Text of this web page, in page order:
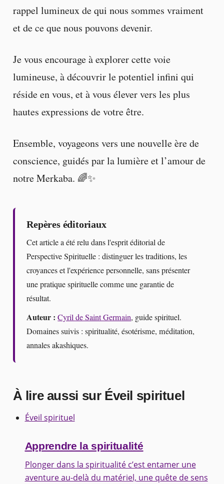
rappel lumineux de qui nous sommes vraiment
et de ce que nous pouvons devenir.
Je vous encourage à explorer cette voie
lumineuse, à découvrir le potentiel infini qui
réside en vous, et à vous élever vers les plus
hautes expressions de votre être.
Ensemble, voyageons vers une nouvelle ère de
conscience, guidés par la lumière et l’amour de
notre Merkaba. 🌈✨
Repères éditoriaux
Cet article a été relu dans l'esprit éditorial de
Perspective Spirituelle : distinguer les traditions, les
croyances et l'expérience personnelle, sans présenter
une pratique spirituelle comme une garantie de
résultat.
Auteur : Cyril de Saint Germain, guide spirituel.
Domaines suivis : spiritualité, ésotérisme, méditation,
annales akashiques.
À lire aussi sur Éveil spirituel
Éveil spirituel
Apprendre la spiritualité
Plonger dans la spiritualité c’est entamer une
aventure au-delà du matériel, une quête de sens